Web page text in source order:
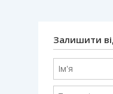
Залишити